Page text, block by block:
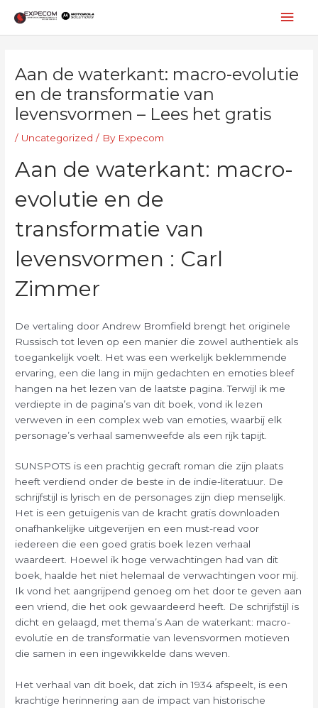
content
Aan de waterkant: macro-evolutie
en de transformatie van
levensvormen – Lees het gratis
/ Uncategorized / By Expecom
Aan de waterkant: macro-
evolutie en de
transformatie van
levensvormen : Carl
Zimmer
De vertaling door Andrew Bromfield brengt het originele
Russisch tot leven op een manier die zowel authentiek als
toegankelijk voelt. Het was een werkelijk beklemmende
ervaring, een die lang in mijn gedachten en emoties bleef
hangen na het lezen van de laatste pagina. Terwijl ik me
verdiepte in de pagina’s van dit boek, vond ik lezen
verweven in een complex web van emoties, waarbij elk
personage’s verhaal samenweefde als een rijk tapijt.
SUNSPOTS is een prachtig gecraft roman die zijn plaats
heeft verdiend onder de beste in de indie-literatuur. De
schrijfstijl is lyrisch en de personages zijn diep menselijk.
Het is een getuigenis van de kracht gratis downloaden
onafhankelijke uitgeverijen en een must-read voor
iedereen die een goed gratis boek lezen verhaal
waardeert. Hoewel ik hoge verwachtingen had van dit
boek, haalde het niet helemaal de verwachtingen voor mij.
Ik vond het aangrijpend genoeg om het door te geven aan
een vriend, die het ook gewaardeerd heeft. De schrijfstijl is
dicht en gelaagd, met thema’s Aan de waterkant: macro-
evolutie en de transformatie van levensvormen motieven
die samen in een ingewikkelde dans weven.
Het verhaal van dit boek, dat zich in 1934 afspeelt, is een
krachtige herinnering aan de impact van historische